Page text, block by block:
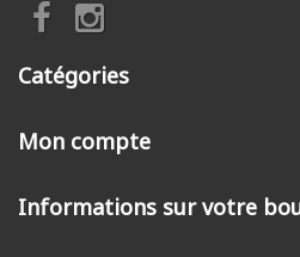
Catégories
Mon compte
Informations sur votre